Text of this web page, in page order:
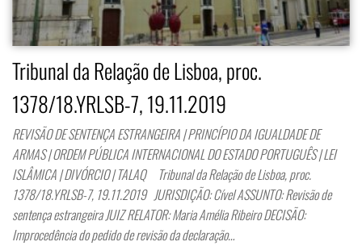
Tribunal da Relação de Lisboa, proc.
1378/18.YRLSB-7, 19.11.2019
REVISÃO DE SENTENÇA ESTRANGEIRA | PRINCÍPIO DA IGUALDADE DE
ARMAS | ORDEM PÚBLICA INTERNACIONAL DO ESTADO PORTUGUÊS | LEI
ISLÂMICA | DIVÓRCIO | TALAQ Tribunal da Relação de Lisboa, proc.
1378/18.YRLSB-7, 19.11.2019 JURISDIÇÃO: Cível ASSUNTO: Revisão de
sentença estrangeira JUIZ RELATOR: Maria Amélia Ribeiro DECISÃO:
Improcedência do pedido de revisão da declaração…